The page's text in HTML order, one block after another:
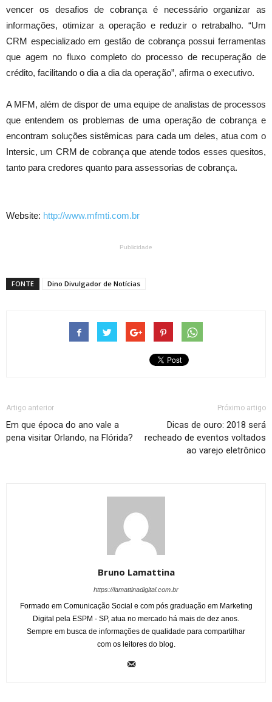
vencer os desafios de cobrança é necessário organizar as
informações, otimizar a operação e reduzir o retrabalho. “Um
CRM especializado em gestão de cobrança possui ferramentas
que agem no fluxo completo do processo de recuperação de
crédito, facilitando o dia a dia da operação”, afirma o executivo.
A MFM, além de dispor de uma equipe de analistas de processos
que entendem os problemas de uma operação de cobrança e
encontram soluções sistêmicas para cada um deles, atua com o
Intersic, um CRM de cobrança que atende todos esses quesitos,
tanto para credores quanto para assessorias de cobrança.
Website: http://www.mfmti.com.br
Publicidade
FONTE Dino Divulgador de Notícias
Artigo anterior
Em que época do ano vale a
pena visitar Orlando, na Flórida?
Próximo artigo
Dicas de ouro: 2018 será
recheado de eventos voltados
ao varejo eletrônico
Bruno Lamattina
https://lamattinadigital.com.br
Formado em Comunicação Social e com pós graduação em Marketing
Digital pela ESPM - SP, atua no mercado há mais de dez anos.
Sempre em busca de informações de qualidade para compartilhar
com os leitores do blog.